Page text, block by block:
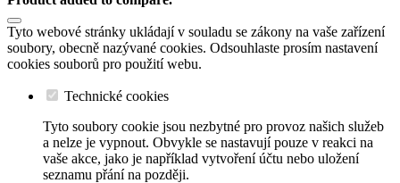
Tyto webové stránky ukládají v souladu se zákony na vaše zařízení
soubory, obecně nazývané cookies. Odsouhlaste prosím nastavení
cookies souborů pro použití webu.
Technické cookies
Tyto soubory cookie jsou nezbytné pro provoz našich služeb
a nelze je vypnout. Obvykle se nastavují pouze v reakci na
vaše akce, jako je například vytvoření účtu nebo uložení
seznamu přání na později.